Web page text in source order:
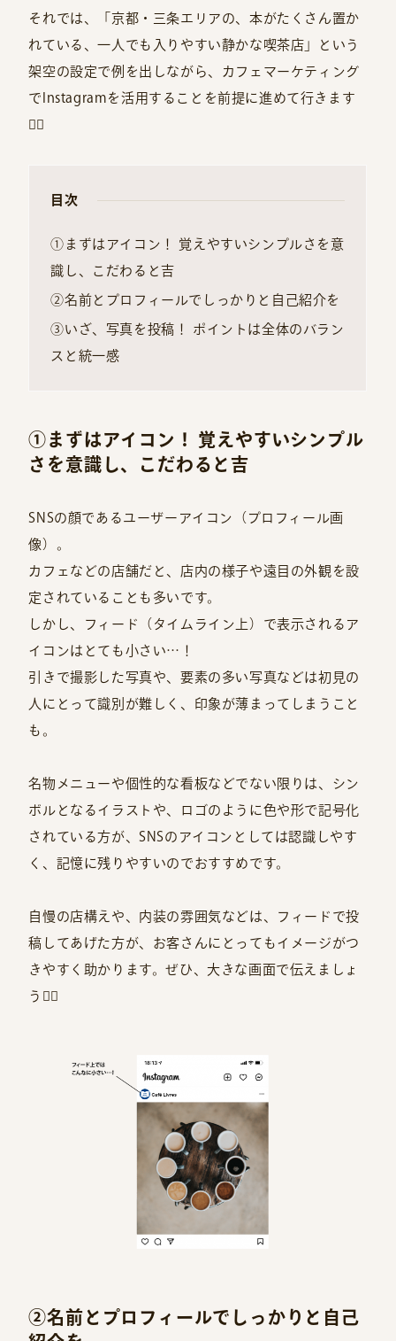
それでは、「京都・三条エリアの、本がたくさん置か
れている、一人でも入りやすい静かな喫茶店」という
架空の設定で例を出しながら、カフェマーケティング
でInstagramを活用することを前提に進めて行きます
🙋‍♀️
目次
①まずはアイコン！ 覚えやすいシンプルさを意
識し、こだわると吉
②名前とプロフィールでしっかりと自己紹介を
③いざ、写真を投稿！ ポイントは全体のバラン
スと統一感
①まずはアイコン！ 覚えやすいシンプル
さを意識し、こだわると吉
SNSの顔であるユーザーアイコン（プロフィール画
像）。
カフェなどの店舗だと、店内の様子や遠目の外観を設
定されていることも多いです。
しかし、フィード（タイムライン上）で表示されるア
イコンはとても小さい…！
引きで撮影した写真や、要素の多い写真などは初見の
人にとって識別が難しく、印象が薄まってしまうこと
も。
名物メニューや個性的な看板などでない限りは、シン
ボルとなるイラストや、ロゴのように色や形で記号化
されている方が、SNSのアイコンとしては認識しやす
く、記憶に残りやすいのでおすすめです。
自慢の店構えや、内装の雰囲気などは、フィードで投
稿してあげた方が、お客さんにとってもイメージがつ
きやすく助かります。ぜひ、大きな画面で伝えましょ
う🙆‍♀️
②名前とプロフィールでしっかりと自己